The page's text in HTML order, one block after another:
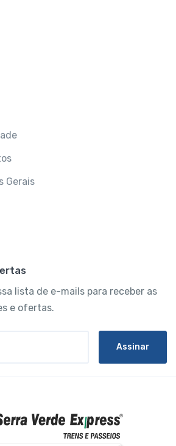
Gerais
lista de e-mails para receber as
e ofertas.
Assinar